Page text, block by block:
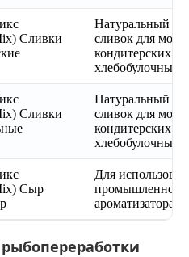
Сливки
Натуральный
сливок для
кондитерских и
хлебобулочных
Сливки
Натуральный
сливок для
кондитерских и
хлебобулочных
Сыр
Для
ароматизатора